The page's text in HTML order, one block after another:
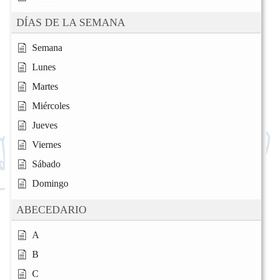
DÍAS DE LA SEMANA
Semana
Lunes
Martes
Miércoles
Jueves
Viernes
Sábado
Domingo
ABECEDARIO
A
B
C